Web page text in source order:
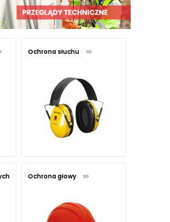
Ochrona słuchu
Ochrona głowy